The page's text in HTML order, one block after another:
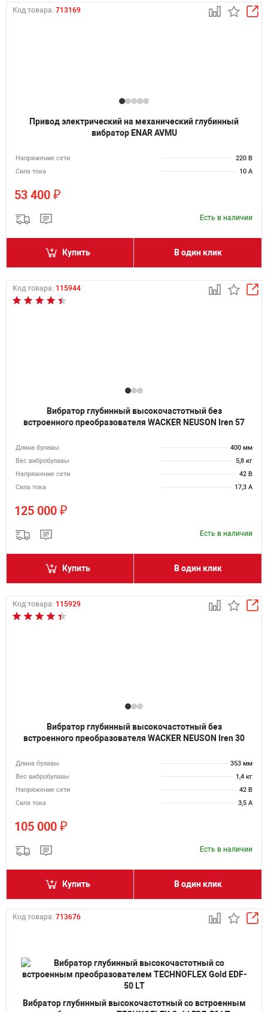
Код товара: 713169
Привод электрический на механический глубинный
вибратор ENAR AVMU
Напряжение сети
220 В
Сила тока
10 А
53 400 ₽
Есть в наличии
Купить В один клик
Код товара: 115944
Вибратор глубинный высокочастотный без
встроенного преобразователя WACKER NEUSON Iren 57
Длина булавы
400 мм
Вес вибробулавы
5,8 кг
Напряжение сети
42 В
Сила тока
17,3 А
125 000 ₽
Есть в наличии
Купить В один клик
Код товара: 115929
Вибратор глубинный высокочастотный без
встроенного преобразователя WACKER NEUSON Iren 30
Длина булавы
353 мм
Вес вибробулавы
1,4 кг
Напряжение сети
42 В
Сила тока
3,5 А
105 000 ₽
Есть в наличии
Купить В один клик
Код товара: 713676
Вибратор глубинный высокочастотный со встроенным